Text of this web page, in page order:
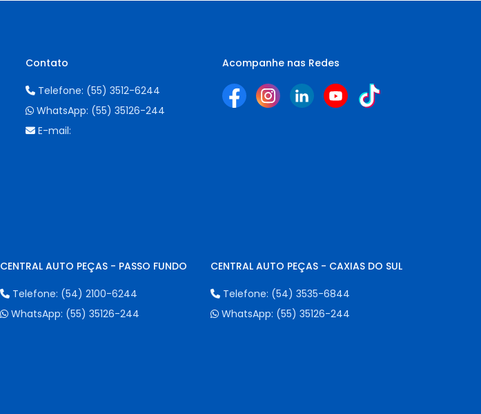
Contato
Telefone: (55) 3512-6244
WhatsApp: (55) 35126-244
E-mail:
Acompanhe nas Redes
CENTRAL AUTO PEÇAS - PASSO FUNDO
Telefone: (54) 2100-6244
WhatsApp: (55) 35126-244
CENTRAL AUTO PEÇAS - CAXIAS DO SUL
Telefone: (54) 3535-6844
WhatsApp: (55) 35126-244